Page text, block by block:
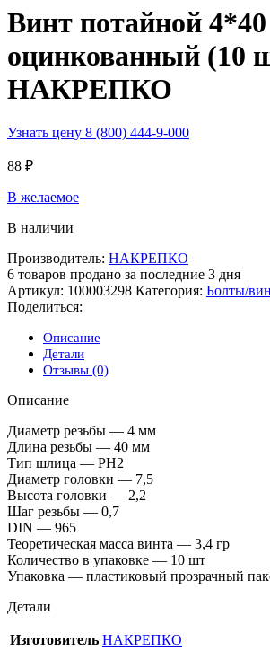
Винт потайной 4*40
оцинкованный (10
НАКРЕПКО
Узнать цену 8 (800) 444-9-000
88 ₽
В желаемое
В наличии
Производитель: НАКРЕПКО
6 товаров продано за последние 3 дня
Артикул: 100003298 Категория: Болты/
Поделиться:
Описание
Детали
Отзывы (0)
Описание
Диаметр резьбы — 4 мм
Длина резьбы — 40 мм
Тип шлица — PH2
Диаметр головки — 7,5
Высота головки — 2,2
Шаг резьбы — 0,7
DIN — 965
Теоретическая масса винта — 3,4 гр
Количество в упаковке — 10 шт
Упаковка — пластиковый прозрачный
Детали
Изготовитель НАКРЕПКО